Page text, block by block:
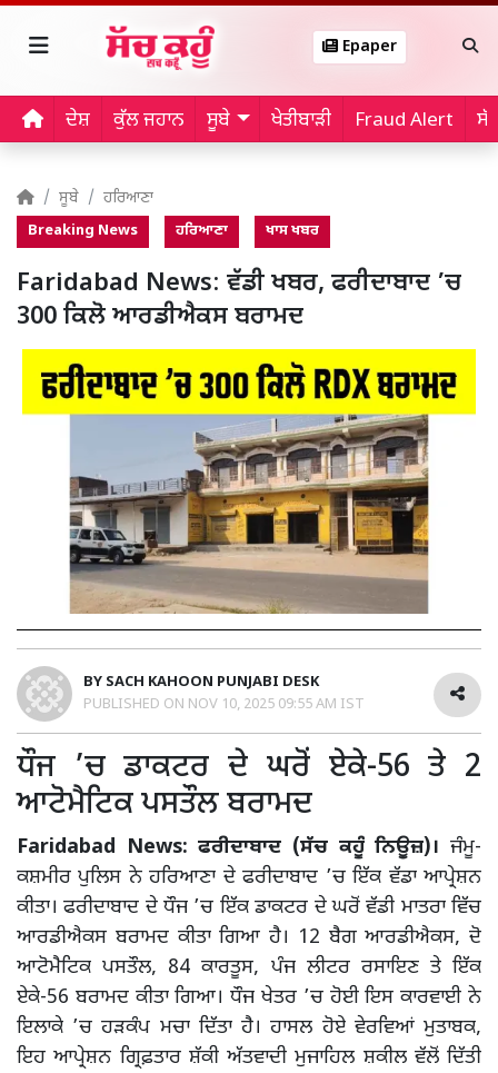
Epaper
ਦੇਸ਼ ਕੁੱਲ ਜਹਾਨ ਸੂਬੇ ਖੇਤੀਬਾੜੀ Fraud Alert
ਸੂਬੇ ਹਰਿਆਣਾ
Breaking News ਹਰਿਆਣਾ ਖਾਸ ਖਬਰ
Faridabad News: ਵੱਡੀ ਖਬਰ, ਫਰੀਦਾਬਾਦ ’ਚ
300 ਕਿਲੋ ਆਰਡੀਐਕਸ ਬਰਾਮਦ
BY SACH KAHOON PUNJABI DESK
PUBLISHED ON NOV 10, 2025 09:55 AM IST
ਧੌਜ ’ਚ ਡਾਕਟਰ ਦੇ ਘਰੋਂ ਏਕੇ-56 ਤੇ 2
ਆਟੋਮੈਟਿਕ ਪਸਤੌਲ ਬਰਾਮਦ
Faridabad News: ਫਰੀਦਾਬਾਦ (ਸੱਚ ਕਹੂੰ ਨਿਊਜ਼)। ਜੰਮੂ-
ਕਸ਼ਮੀਰ ਪੁਲਿਸ ਨੇ ਹਰਿਆਣਾ ਦੇ ਫਰੀਦਾਬਾਦ ’ਚ ਇੱਕ ਵੱਡਾ ਆਪ੍ਰੇਸ਼ਨ
ਕੀਤਾ। ਫਰੀਦਾਬਾਦ ਦੇ ਧੌਜ ’ਚ ਇੱਕ ਡਾਕਟਰ ਦੇ ਘਰੋਂ ਵੱਡੀ ਮਾਤਰਾ ਵਿੱਚ
ਆਰਡੀਐਕਸ ਬਰਾਮਦ ਕੀਤਾ ਗਿਆ ਹੈ। 12 ਬੈਗ ਆਰਡੀਐਕਸ, ਦੋ
ਆਟੋਮੈਟਿਕ ਪਸਤੌਲ, 84 ਕਾਰਤੂਸ, ਪੰਜ ਲੀਟਰ ਰਸਾਇਣ ਤੇ ਇੱਕ
ਏਕੇ-56 ਬਰਾਮਦ ਕੀਤਾ ਗਿਆ। ਧੌਜ ਖੇਤਰ ’ਚ ਹੋਈ ਇਸ ਕਾਰਵਾਈ ਨੇ
ਇਲਾਕੇ ’ਚ ਹੜਕੰਪ ਮਚਾ ਦਿੱਤਾ ਹੈ। ਹਾਸਲ ਹੋਏ ਵੇਰਵਿਆਂ ਮੁਤਾਬਕ,
ਇਹ ਆਪ੍ਰੇਸ਼ਨ ਗ੍ਰਿਫ਼ਤਾਰ ਸ਼ੱਕੀ ਅੱਤਵਾਦੀ ਮੁਜਾਹਿਲ ਸ਼ਕੀਲ ਵੱਲੋਂ ਦਿੱਤੀ